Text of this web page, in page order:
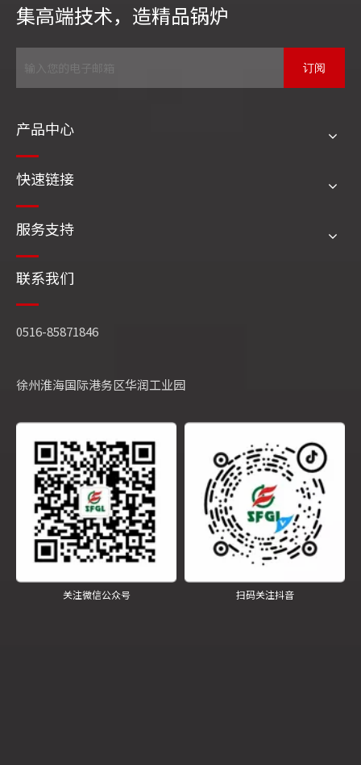
集高端技术，造精品锅炉
订阅
产品中心
快速链接
服务支持
联系我们
0516-85871846
徐州淮海国际港务区华润工业园
关注微信公众号 扫码关注抖音